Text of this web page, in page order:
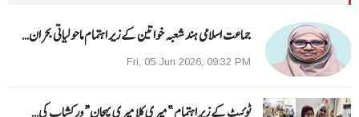
جماعت اسلامی ہند شعبہ خواتین کے زیر اہتمام ماحولیاتی بحران…
Fri, 05 Jun 2026, 09:32 PM
ٹوئیٹ کے زیر اہتمام ”میری کلا میری پہچان“ ورکشاپ کی…